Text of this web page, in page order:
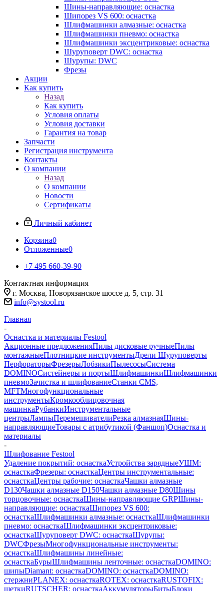
Шины-направляющие: оснастка
Шипорез VS 600: оснастка
Шлифмашинки алмазные: оснастка
Шлифмашинки пневмо: оснастка
Шлифмашинки эксцентриковые: оснастка
Шуруповерт DWC: оснастка
Шурупы: DWC
Фрезы
Акции
Как купить
Назад
Как купить
Условия оплаты
Условия доставки
Гарантия на товар
Запчасти
Регистрация инструмента
Контакты
О компании
Назад
О компании
Новости
Сертификаты
Личный кабинет
Корзина0
Отложенные0
+7 495 660-39-90
Контактная информация
г. Москва, Новорязанское шоссе д. 5, стр. 31
info@systool.ru
Главная
-
Оснастка и материалы Festool
Акционные предложенияПилы дисковые ручныеПилы
монтажныеПлотницкие инструментыДрели Шуруповерты
ПерфораторыФрезерыЛобзикиПылесосыСистема
DOMINOСистейнеры и портыШлифмашинкиШлифмашинки
пневмоЗачистка и шлифованиеСтанки CMS,
MFTМногофункциональные
инструментыКромкооблицовочная
машинкаРубанкиИнструментальные
центрыЛампыПеремешивателиРезка алмазнаяШины-
направляющиеТовары с атрибутикой (Фаншоп)Оснастка и
материалы
-
Шлифование Festool
Удаление покрытий: оснасткаУстройства зарядныеУШМ:
оснасткаФрезеры: оснасткаЦентры инструментальные:
оснасткаЦентры рабочие: оснасткаЧашки алмазные
D130Чашки алмазные D150Чашки алмазные D80Шины
торцовочные: оснасткаШины-направляющие GRPШины-
направляющие: оснасткаШипорез VS 600:
оснасткаШлифмашинки алмазные: оснасткаШлифмашинки
пневмо: оснасткаШлифмашинки эксцентриковые:
оснасткаШуруповерт DWC: оснасткаШурупы:
DWCФрезыМногофункциональные инструменты:
оснасткаШлифмашины линейные:
оснасткаБурыШлифмашины ленточные: оснасткаDOMINO:
шипыDiamant: оснасткаDOMINO: оснасткаDOMINO:
стержниPLANEX: оснасткаROTEX: оснасткаRUSTOFIX:
щеткиRUTSCHER: оснасткаАккумуляторыБитыБлоки